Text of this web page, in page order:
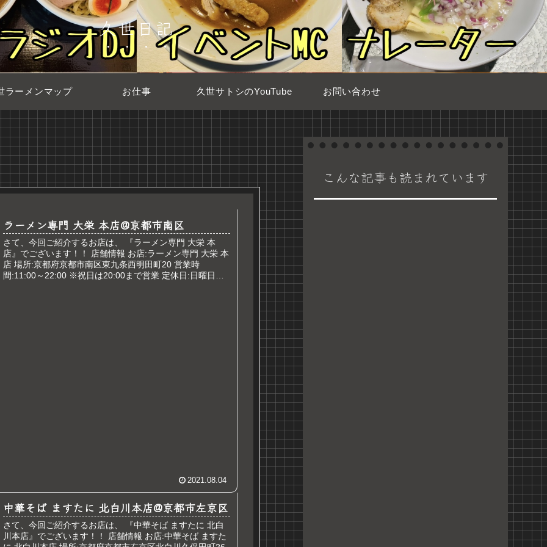
久世日記
ラーメンマップ お仕事 久世サトシのYouTube お問い合わせ
ラーメン専門 大栄 本店@京都市南区
さて、今回ご紹介するお店は、 『ラーメン専門 大栄 本
店』でございます！！ 店舗情報 お店:ラーメン専門 大栄 本
店 場所:京都府京都市南区東九条西明田町20 営業時
間:11:00～22:00 ※祝日は20:00まで営業 定休日:日曜日
2021.08.04
中華そば ますたに 北白川本店@京都市左京区
さて、今回ご紹介するお店は、 『中華そば ますたに 北白
川本店』でございます！！ 店舗情報 お店:中華そば ますた
こんな記事も読まれています